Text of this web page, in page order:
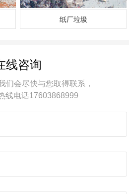
纸厂垃圾
线咨询
们会尽快与您取得联系，
线电话17603868999